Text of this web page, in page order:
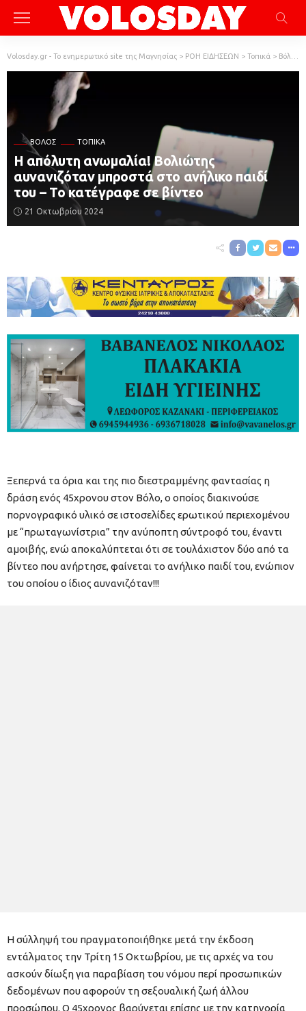
Volosday.gr - Το ενημερωτικό site της Μαγνησίας > ΡΟΗ ΕΙΔΗΣΕΩΝ > Τοπικά > Βόλος
ΒΌΛΟΣ ΤΟΠΙΚΆ
Η απόλυτη ανωμαλία! Βολιώτης
αυνανιζόταν μπροστά στο ανήλικο παιδί
του – Το κατέγραφε σε βίντεο
21 Οκτωβρίου 2024
Ξεπερνά τα όρια και της πιο διεστραμμένης φαντασίας η
δράση ενός 45χρονου στον Βόλο, ο οποίος διακινούσε
πορνογραφικό υλικό σε ιστοσελίδες ερωτικού περιεχομένου
με “πρωταγωνίστρια” την ανύποπτη σύντροφό του, έναντι
αμοιβής, ενώ αποκαλύπτεται ότι σε τουλάχιστον δύο από τα
βίντεο που ανήρτησε, φαίνεται το ανήλικο παιδί του, ενώπιον
του οποίου ο ίδιος αυνανιζόταν!!!
Η σύλληψή του πραγματοποιήθηκε μετά την έκδοση
εντάλματος την Τρίτη 15 Οκτωβρίου, με τις αρχές να του
ασκούν δίωξη για παραβίαση του νόμου περί προσωπικών
δεδομένων που αφορούν τη σεξουαλική ζωή άλλου
προσώπου. Ο 45χρονος βαρύνεται επίσης με την κατηγορία